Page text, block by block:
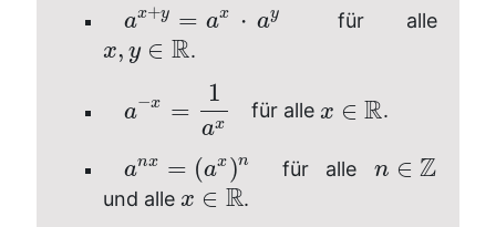
ax+y = ax ⋅ ay
für alle
x, y ∈ R.
a−x =
1
ax
für alle x ∈ R.
anx = (ax )n für alle n ∈ Z
und alle x ∈ R.